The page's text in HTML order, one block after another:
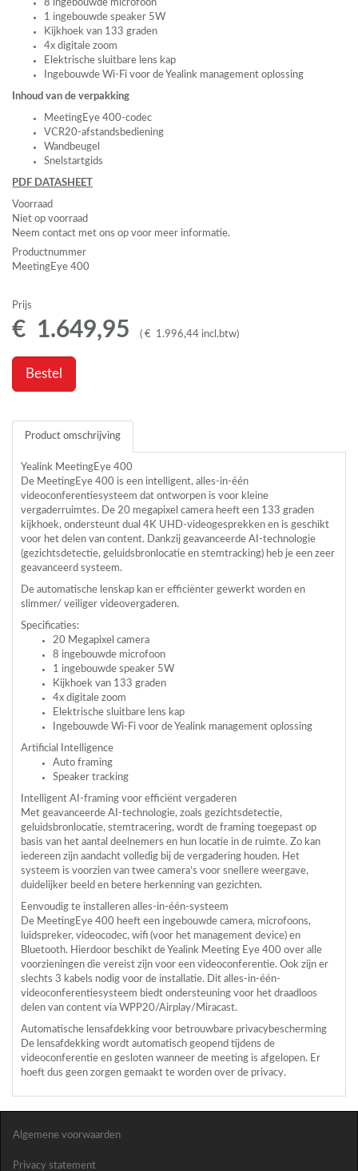
8 ingebouwde microfoon
1 ingebouwde speaker 5W
Kijkhoek van 133 graden
4x digitale zoom
Elektrische sluitbare lens kap
Ingebouwde Wi-Fi voor de Yealink management oplossing
Inhoud van de verpakking
MeetingEye 400-codec
VCR20-afstandsbediening
Wandbeugel
Snelstartgids
PDF DATASHEET
Voorraad
Niet op voorraad
Neem contact met ons op voor meer informatie.
Productnummer
MeetingEye 400
Prijs
€ 1.649,95 ( € 1.996,44 incl.btw)
Bestel
Product omschrijving
Yealink MeetingEye 400
De MeetingEye 400 is een intelligent, alles-in-één
videoconferentiesysteem dat ontworpen is voor kleine
vergaderruimtes. De 20 megapixel camera heeft een 133 graden
kijkhoek, ondersteunt dual 4K UHD-videogesprekken en is geschikt
voor het delen van content. Dankzij geavanceerde AI-technologie
(gezichtsdetectie, geluidsbronlocatie en stemtracking) heb je een zeer
geavanceerd systeem.
De automatische lenskap kan er efficiënter gewerkt worden en
slimmer/ veiliger videovergaderen.
Specificaties:
20 Megapixel camera
8 ingebouwde microfoon
1 ingebouwde speaker 5W
Kijkhoek van 133 graden
4x digitale zoom
Elektrische sluitbare lens kap
Ingebouwde Wi-Fi voor de Yealink management oplossing
Artificial Intelligence
Auto framing
Speaker tracking
Intelligent AI-framing voor efficiënt vergaderen
Met geavanceerde AI-technologie, zoals gezichtsdetectie,
geluidsbronlocatie, stemtracering, wordt de framing toegepast op
basis van het aantal deelnemers en hun locatie in de ruimte. Zo kan
iedereen zijn aandacht volledig bij de vergadering houden. Het
systeem is voorzien van twee camera’s voor snellere weergave,
duidelijker beeld en betere herkenning van gezichten.
Eenvoudig te installeren alles-in-één-systeem
De MeetingEye 400 heeft een ingebouwde camera, microfoons,
luidspreker, videocodec, wifi (voor het management device) en
Bluetooth. Hierdoor beschikt de Yealink Meeting Eye 400 over alle
voorzieningen die vereist zijn voor een videoconferentie. Ook zijn er
slechts 3 kabels nodig voor de installatie. Dit alles-in-één-
videoconferentiesysteem biedt ondersteuning voor het draadloos
delen van content via WPP20/Airplay/Miracast.
Automatische lensafdekking voor betrouwbare privacybescherming
De lensafdekking wordt automatisch geopend tijdens de
videoconferentie en gesloten wanneer de meeting is afgelopen. Er
hoeft dus geen zorgen gemaakt te worden over de privacy.
Algemene voorwaarden
Privacy statement